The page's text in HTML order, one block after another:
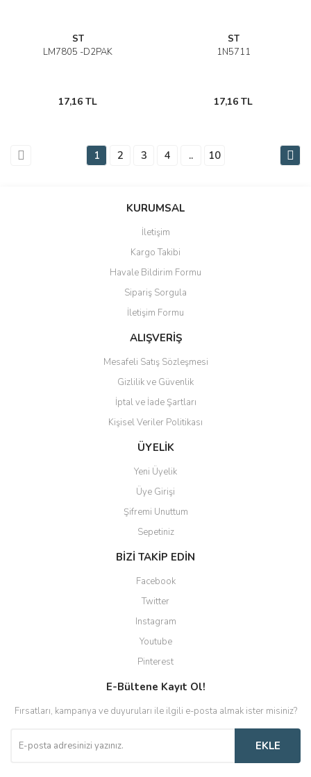
ST
LM7805 -D2PAK
17,16 TL
ST
1N5711
17,16 TL
1 2 3 4 .. 10
KURUMSAL
İletişim
Kargo Takibi
Havale Bildirim Formu
Sipariş Sorgula
İletişim Formu
ALIŞVERİŞ
Mesafeli Satış Sözleşmesi
Gizlilik ve Güvenlik
İptal ve İade Şartları
Kişisel Veriler Politikası
ÜYELİK
Yeni Üyelik
Üye Girişi
Şifremi Unuttum
Sepetiniz
BİZİ TAKİP EDİN
Facebook
Twitter
Instagram
Youtube
Pinterest
E-Bültene Kayıt Ol!
Fırsatları, kampanya ve duyuruları ile ilgili e-posta almak ister misiniz?
EKLE